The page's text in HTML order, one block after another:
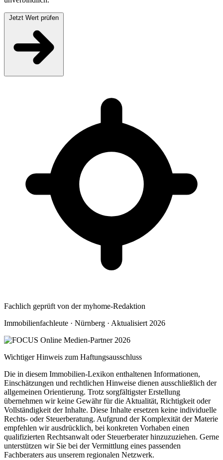
Fachlich geprüft von der myhome-Redaktion
Immobilienfachleute · Nürnberg · Aktualisiert 2026
Wichtiger Hinweis zum Haftungsausschluss
Die in diesem Immobilien-Lexikon enthaltenen Informationen,
Einschätzungen und rechtlichen Hinweise dienen ausschließlich der
allgemeinen Orientierung. Trotz sorgfältigster Erstellung
übernehmen wir keine Gewähr für die Aktualität, Richtigkeit oder
Vollständigkeit der Inhalte. Diese Inhalte ersetzen keine individuelle
Rechts- oder Steuerberatung. Aufgrund der Komplexität der Materie
empfehlen wir ausdrücklich, bei konkreten Vorhaben einen
qualifizierten Rechtsanwalt oder Steuerberater hinzuzuziehen. Gerne
unterstützen wir Sie bei der Vermittlung eines passenden
Fachberaters aus unserem regionalen Netzwerk.